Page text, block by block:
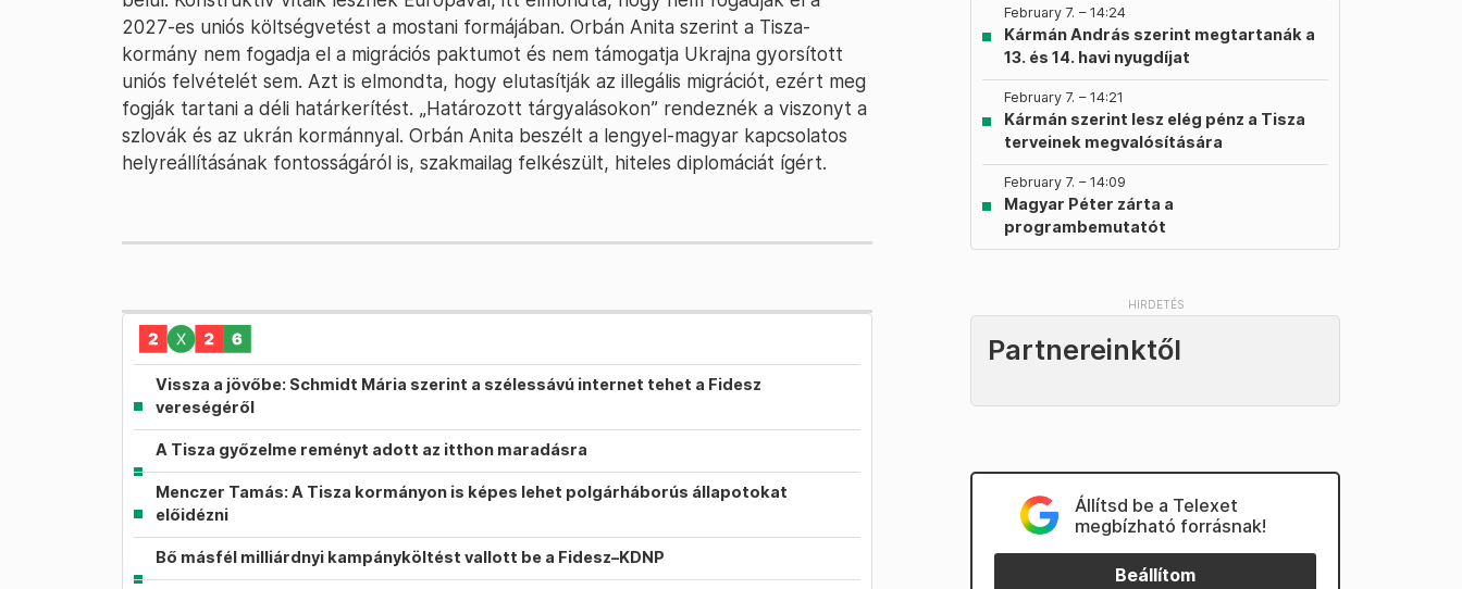
2027-es uniós költségvetést a mostani formájában. Orbán Anita szerint a Tisza-
kormány nem fogadja el a migrációs paktumot és nem támogatja Ukrajna gyorsított
uniós felvételét sem. Azt is elmondta, hogy elutasítják az illegális migrációt, ezért meg
fogják tartani a déli határkerítést. „Határozott tárgyalásokon” rendeznék a viszonyt a
szlovák és az ukrán kormánnyal. Orbán Anita beszélt a lengyel-magyar kapcsolatos
helyreállításának fontosságáról is, szakmailag felkészült, hiteles diplomáciát ígért.
Vissza a jövőbe: Schmidt Mária szerint a szélessávú internet tehet a Fidesz
vereségéről
A Tisza győzelme reményt adott az itthon maradásra
Menczer Tamás: A Tisza kormányon is képes lehet polgárháborús állapotokat
előidézni
Bő másfél milliárdnyi kampányköltést vallott be a Fidesz–KDNP
February 7. – 14:24
Kármán András szerint megtartanák a
13. és 14. havi nyugdíjat
February 7. – 14:21
Kármán szerint lesz elég pénz a Tisza
terveinek megvalósítására
February 7. – 14:09
Magyar Péter zárta a
programbemutatót
Partnereinktől
Állítsd be a Telexet
megbízható forrásnak!
Beállítom